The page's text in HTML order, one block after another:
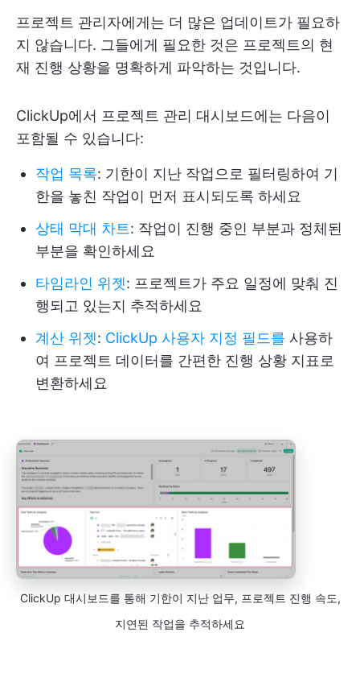
프로젝트 관리자에게는 더 많은 업데이트가 필요하
지 않습니다. 그들에게 필요한 것은 프로젝트의 현
재 진행 상황을 명확하게 파악하는 것입니다.
ClickUp에서 프로젝트 관리 대시보드에는 다음이
포함될 수 있습니다:
작업 목록: 기한이 지난 작업으로 필터링하여 기
한을 놓친 작업이 먼저 표시되도록 하세요
상태 막대 차트: 작업이 진행 중인 부분과 정체된
부분을 확인하세요
타임라인 위젯: 프로젝트가 주요 일정에 맞춰 진
행되고 있는지 추적하세요
계산 위젯: ClickUp 사용자 지정 필드를 사용하
여 프로젝트 데이터를 간편한 진행 상황 지표로
변환하세요
ClickUp 대시보드를 통해 기한이 지난 업무, 프로젝트 진행 속도,
지연된 작업을 추적하세요